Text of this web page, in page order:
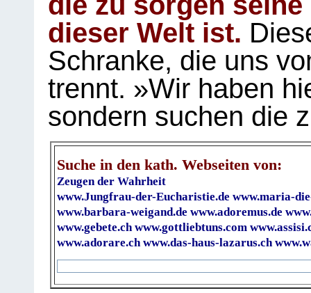
dieser Welt ist.
Schranke, die uns
trennt. »Wir haben
sondern suchen die
Suche in den kath. Webseiten von:
Zeugen der Wahrheit
www.Jungfrau-der-Eucharistie.de www.maria-
www.barbara-weigand.de www.adoremus.de
www.gebete.ch www.gottliebtuns.com
www.adorare.ch www.das-haus-lazarus.ch